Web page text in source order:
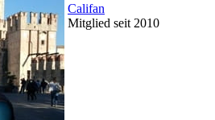
Califan
Mitglied seit 2010